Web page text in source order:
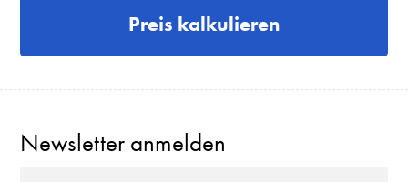
Preis kalkulieren
Newsletter anmelden